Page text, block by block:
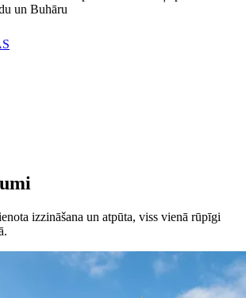
un Buhāru
izzināšana un atpūta, viss vienā rūpīgi